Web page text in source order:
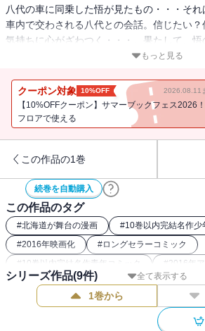
八代の車に同乗した悟が見たもの・・・そ
車内で交わされる八代との会話。信じたい
気持ちに心がざわつく・・・。果たして、
もっと見る
クーポン対象 10%OFF 2026.08.11
【10%OFFクーポン】サマーブックフェス2026
フロアで使える
この作品の1巻
続巻を自動購入
この作品のタグ
#北海道が舞台の漫画 #10巻以内完結名作少
#2016年映画化 #ロングセラーコミック
# 10巻以内完結名作青年コミック #2016年ア
#タイムトラベル漫画（歴史系以外） #名作
全て表示する
シリーズ作品(9件)
1巻から